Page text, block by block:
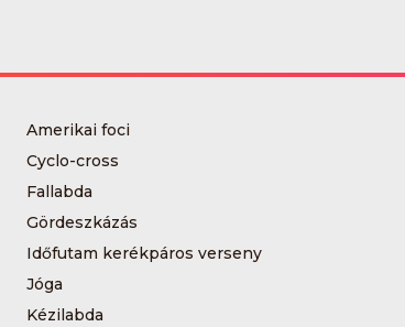
Amerikai foci
Cyclo-cross
Fallabda
Gördeszkázás
Időfutam kerékpáros verseny
Jóga
Kézilabda